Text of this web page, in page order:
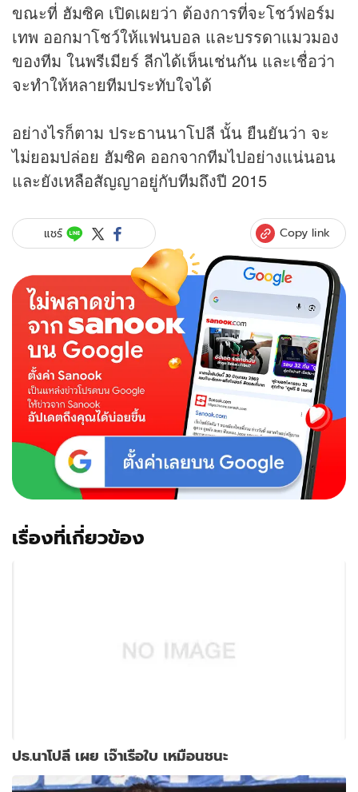
ขณะที่ ฮัมซิค เปิดเผยว่า ต้องการที่จะโชว์ฟอร์ม
เทพ ออกมาโชว์ให้แฟนบอล และบรรดาแมวมอง
ของทีม ในพรีเมียร์ ลีกได้เห็นเช่นกัน และเชื่อว่า
จะทำให้หลายทีมประทับใจได้
อย่างไรก็ตาม ประธานนาโปลี นั้น ยืนยันว่า จะ
ไม่ยอมปล่อย ฮัมซิค ออกจากทีมไปอย่างแน่นอน
และยังเหลือสัญญาอยู่กับทีมถึงปี 2015
แชร์ Copy link
เรื่องที่เกี่ยวข้อง
ปธ.นาโปลี เผย เจ๊าเรือใบ เหมือนชนะ